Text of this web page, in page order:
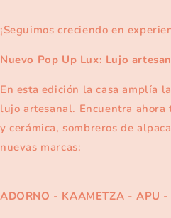
¡Seguimos creciendo en
Nuevo Pop Up Lux: Lujo
En esta edición la casa amplía
lujo artesanal. Encuentra
y cerámica, sombreros de
nuevas marcas:
ADORNO - KAAMETZA - APU -